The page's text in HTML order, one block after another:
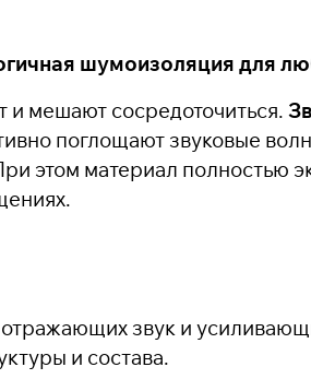
шумоизоляция для
мешают сосредоточиться.
поглощают звуковые
этом материал полностью
звук и
и состава.